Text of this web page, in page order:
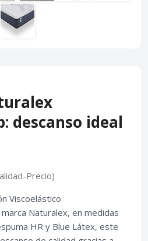
descanso ideal
Precio)
Viscoelástico
Naturalex, en medidas
HR y Blue Látex, este